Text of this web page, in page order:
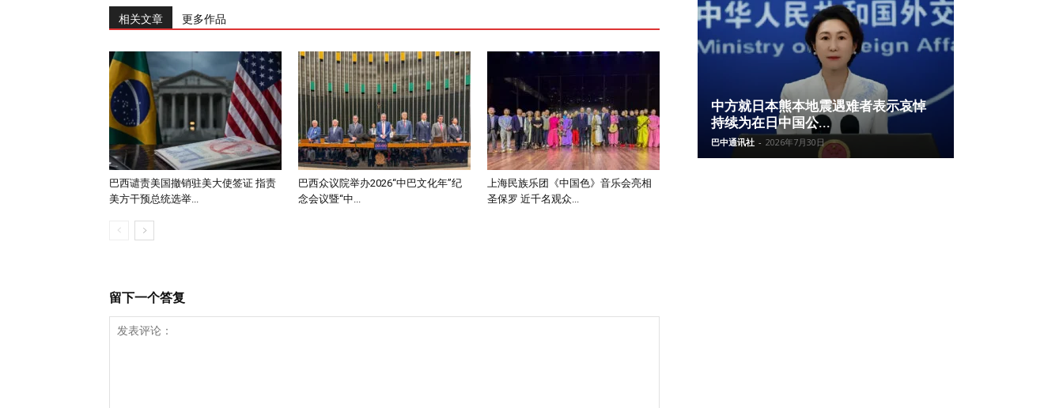
相关文章 更多作品
巴西谴责美国撤销驻美大使签证 指责
美方干预总统选举...
巴西众议院举办2026“中巴文化年”纪
念会议暨“中...
上海民族乐团《中国色》音乐会亮相
圣保罗 近千名观众...
留下一个答复
中方就日本熊本地震遇难者表示哀悼
持续为在日中国公...
巴中通讯社 - 2026年7月30日